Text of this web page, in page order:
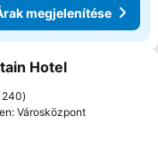
megjelenítése
a kedvencekhez
Hotel
240
Városközpont